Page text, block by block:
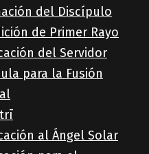
del Discípulo
de Primer Rayo
del Servidor
para la Fusión
al Ángel Solar